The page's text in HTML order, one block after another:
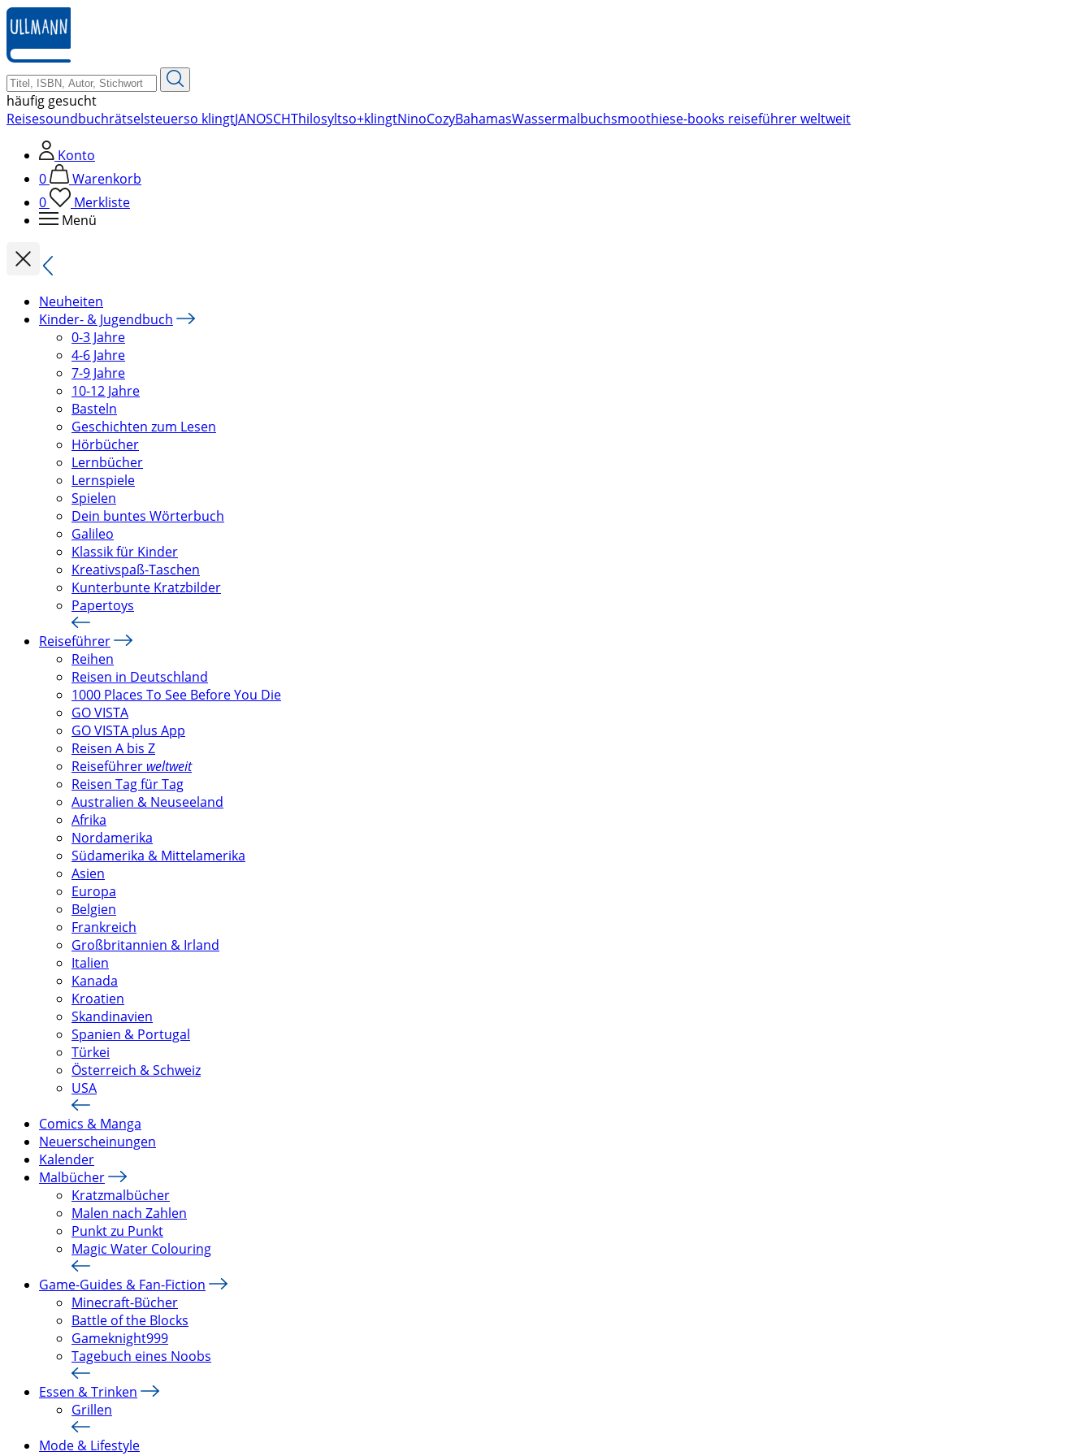
zum
Hauptinhalt
springen
häufig gesucht
Reisesoundbuchrätselsteuerso klingtJANOSCHThilosyltso+klingtNinoCozyBahamasWassermalbuchsmoothiese-books reiseführer weltweit
Konto
0
Warenkorb
0
Merkliste
Menü
Neuheiten
Kinder- & Jugendbuch
0-3 Jahre
4-6 Jahre
7-9 Jahre
10-12 Jahre
Basteln
Geschichten zum Lesen
Hörbücher
Lernbücher
Lernspiele
Spielen
Dein buntes Wörterbuch
Galileo
Klassik für Kinder
Kreativspaß-Taschen
Kunterbunte Kratzbilder
Papertoys
Reiseführer
Reihen
Reisen in Deutschland
1000 Places To See Before You Die
GO VISTA
GO VISTA plus App
Reisen A bis Z
Reiseführer weltweit
Reisen Tag für Tag
Australien & Neuseeland
Afrika
Nordamerika
Südamerika & Mittelamerika
Asien
Europa
Belgien
Frankreich
Großbritannien & Irland
Italien
Kanada
Kroatien
Skandinavien
Spanien & Portugal
Türkei
Österreich & Schweiz
USA
Comics & Manga
Neuerscheinungen
Kalender
Malbücher
Kratzmalbücher
Malen nach Zahlen
Punkt zu Punkt
Magic Water Colouring
Game-Guides & Fan-Fiction
Minecraft-Bücher
Battle of the Blocks
Gameknight999
Tagebuch eines Noobs
Essen & Trinken
Grillen
Mode & Lifestyle